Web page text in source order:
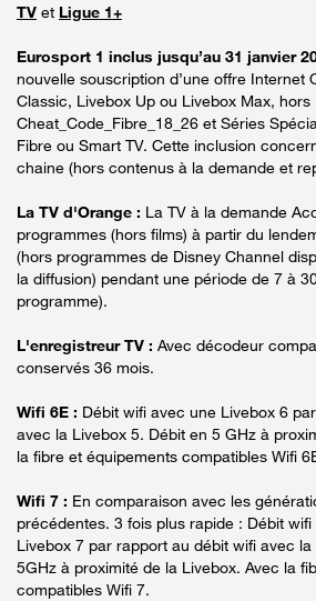
TV et Ligue 1+
Eurosport 1 inclus jusqu’au 31 janvier
nouvelle souscription d’une offre Internet
Classic, Livebox Up ou Livebox Max, hors
Cheat_Code_Fibre_18_26 et Séries
Fibre ou Smart TV. Cette inclusion
chaine (hors contenus à la demande et
La TV d'Orange : La TV à la demande
programmes (hors films) à partir du
(hors programmes de Disney Channel
la diffusion) pendant une période de 7 à
programme).
L'enregistreur TV : Avec décodeur
conservés 36 mois.
Wifi 6E : Débit wifi avec une Livebox 6
avec la Livebox 5. Débit en 5 GHz à
la fibre et équipements compatibles Wifi
Wifi 7 : En comparaison avec les
précédentes. 3 fois plus rapide : Débit
Livebox 7 par rapport au débit wifi avec
5GHz à proximité de la Livebox. Avec la
compatibles Wifi 7.